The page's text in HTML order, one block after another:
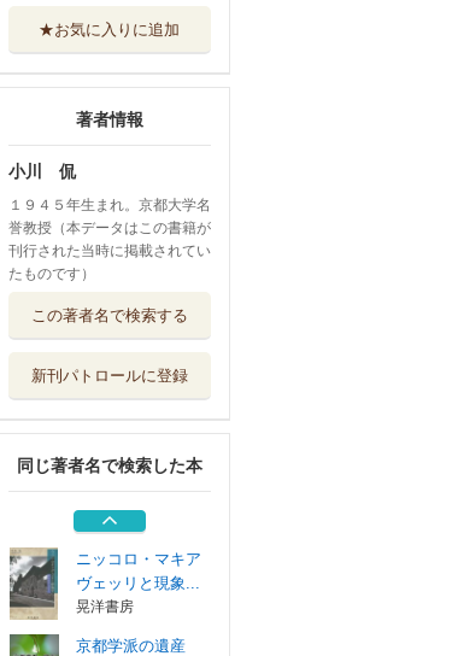
★お気に入りに追加
著者情報
小川 侃
１９４５年生まれ。京都大学名
誉教授（本データはこの書籍が
刊行された当時に掲載されてい
たものです）
この著者名で検索する
新刊パトロールに登録
同じ著者名で検索した本
京都大学学術出...
世界・地平・雰囲
多賀出版
自由への構造 現
象学の視点から...
理想社
ニッコロ・マキア
ヴェッリと現象...
晃洋書房
京都学派の遺産